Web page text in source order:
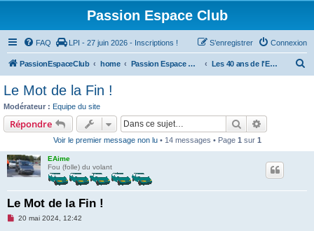
Passion Espace Club
FAQ LPI - 27 juin 2026 - Inscriptions ! Connexion
S’enregistrer
PassionEspaceClub home Passion Espace Club Les 40 ans de l'ESPACE
Le Mot de la Fin !
Modérateur : Equipe du site
Répondre Rechercher
Voir le premier message non lu• 14 messages • Page 1 sur 1
EAime
Fou (folle) du volant
Le Mot de la Fin !
M20 mai 2024, 12:42